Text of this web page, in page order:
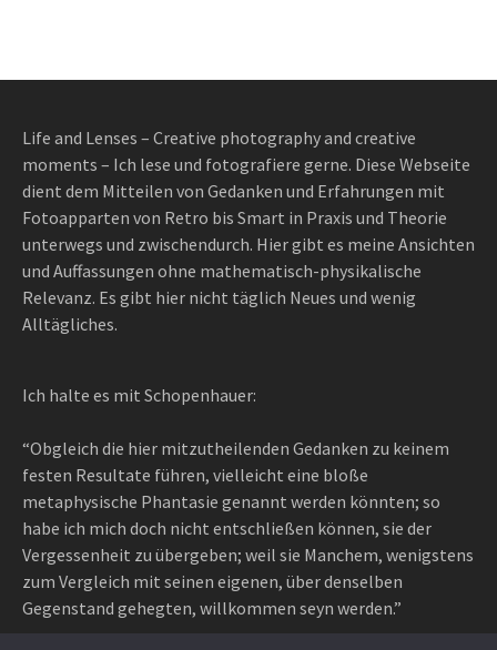
Life and Lenses – Creative photography and creative
moments – Ich lese und fotografiere gerne. Diese Webseite
dient dem Mitteilen von Gedanken und Erfahrungen mit
Fotoapparten von Retro bis Smart in Praxis und Theorie
unterwegs und zwischendurch. Hier gibt es meine Ansichten
und Auffassungen ohne mathematisch-physikalische
Relevanz. Es gibt hier nicht täglich Neues und wenig
Alltägliches.
Ich halte es mit Schopenhauer:
“Obgleich die hier mitzutheilenden Gedanken zu keinem
festen Resultate führen, vielleicht eine bloße
metaphysische Phantasie genannt werden könnten; so
habe ich mich doch nicht entschließen können, sie der
Vergessenheit zu übergeben; weil sie Manchem, wenigstens
zum Vergleich mit seinen eigenen, über denselben
Gegenstand gehegten, willkommen seyn werden.”